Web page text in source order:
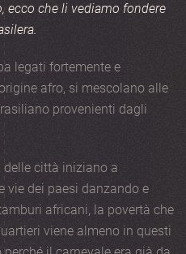
ecco che li vediamo fondere
legati fortemente e
afro, si mescolano alle
provenienti dagli
città iniziano a
vie dei paesi danzando e
africani, la povertà che
viene almeno in questi